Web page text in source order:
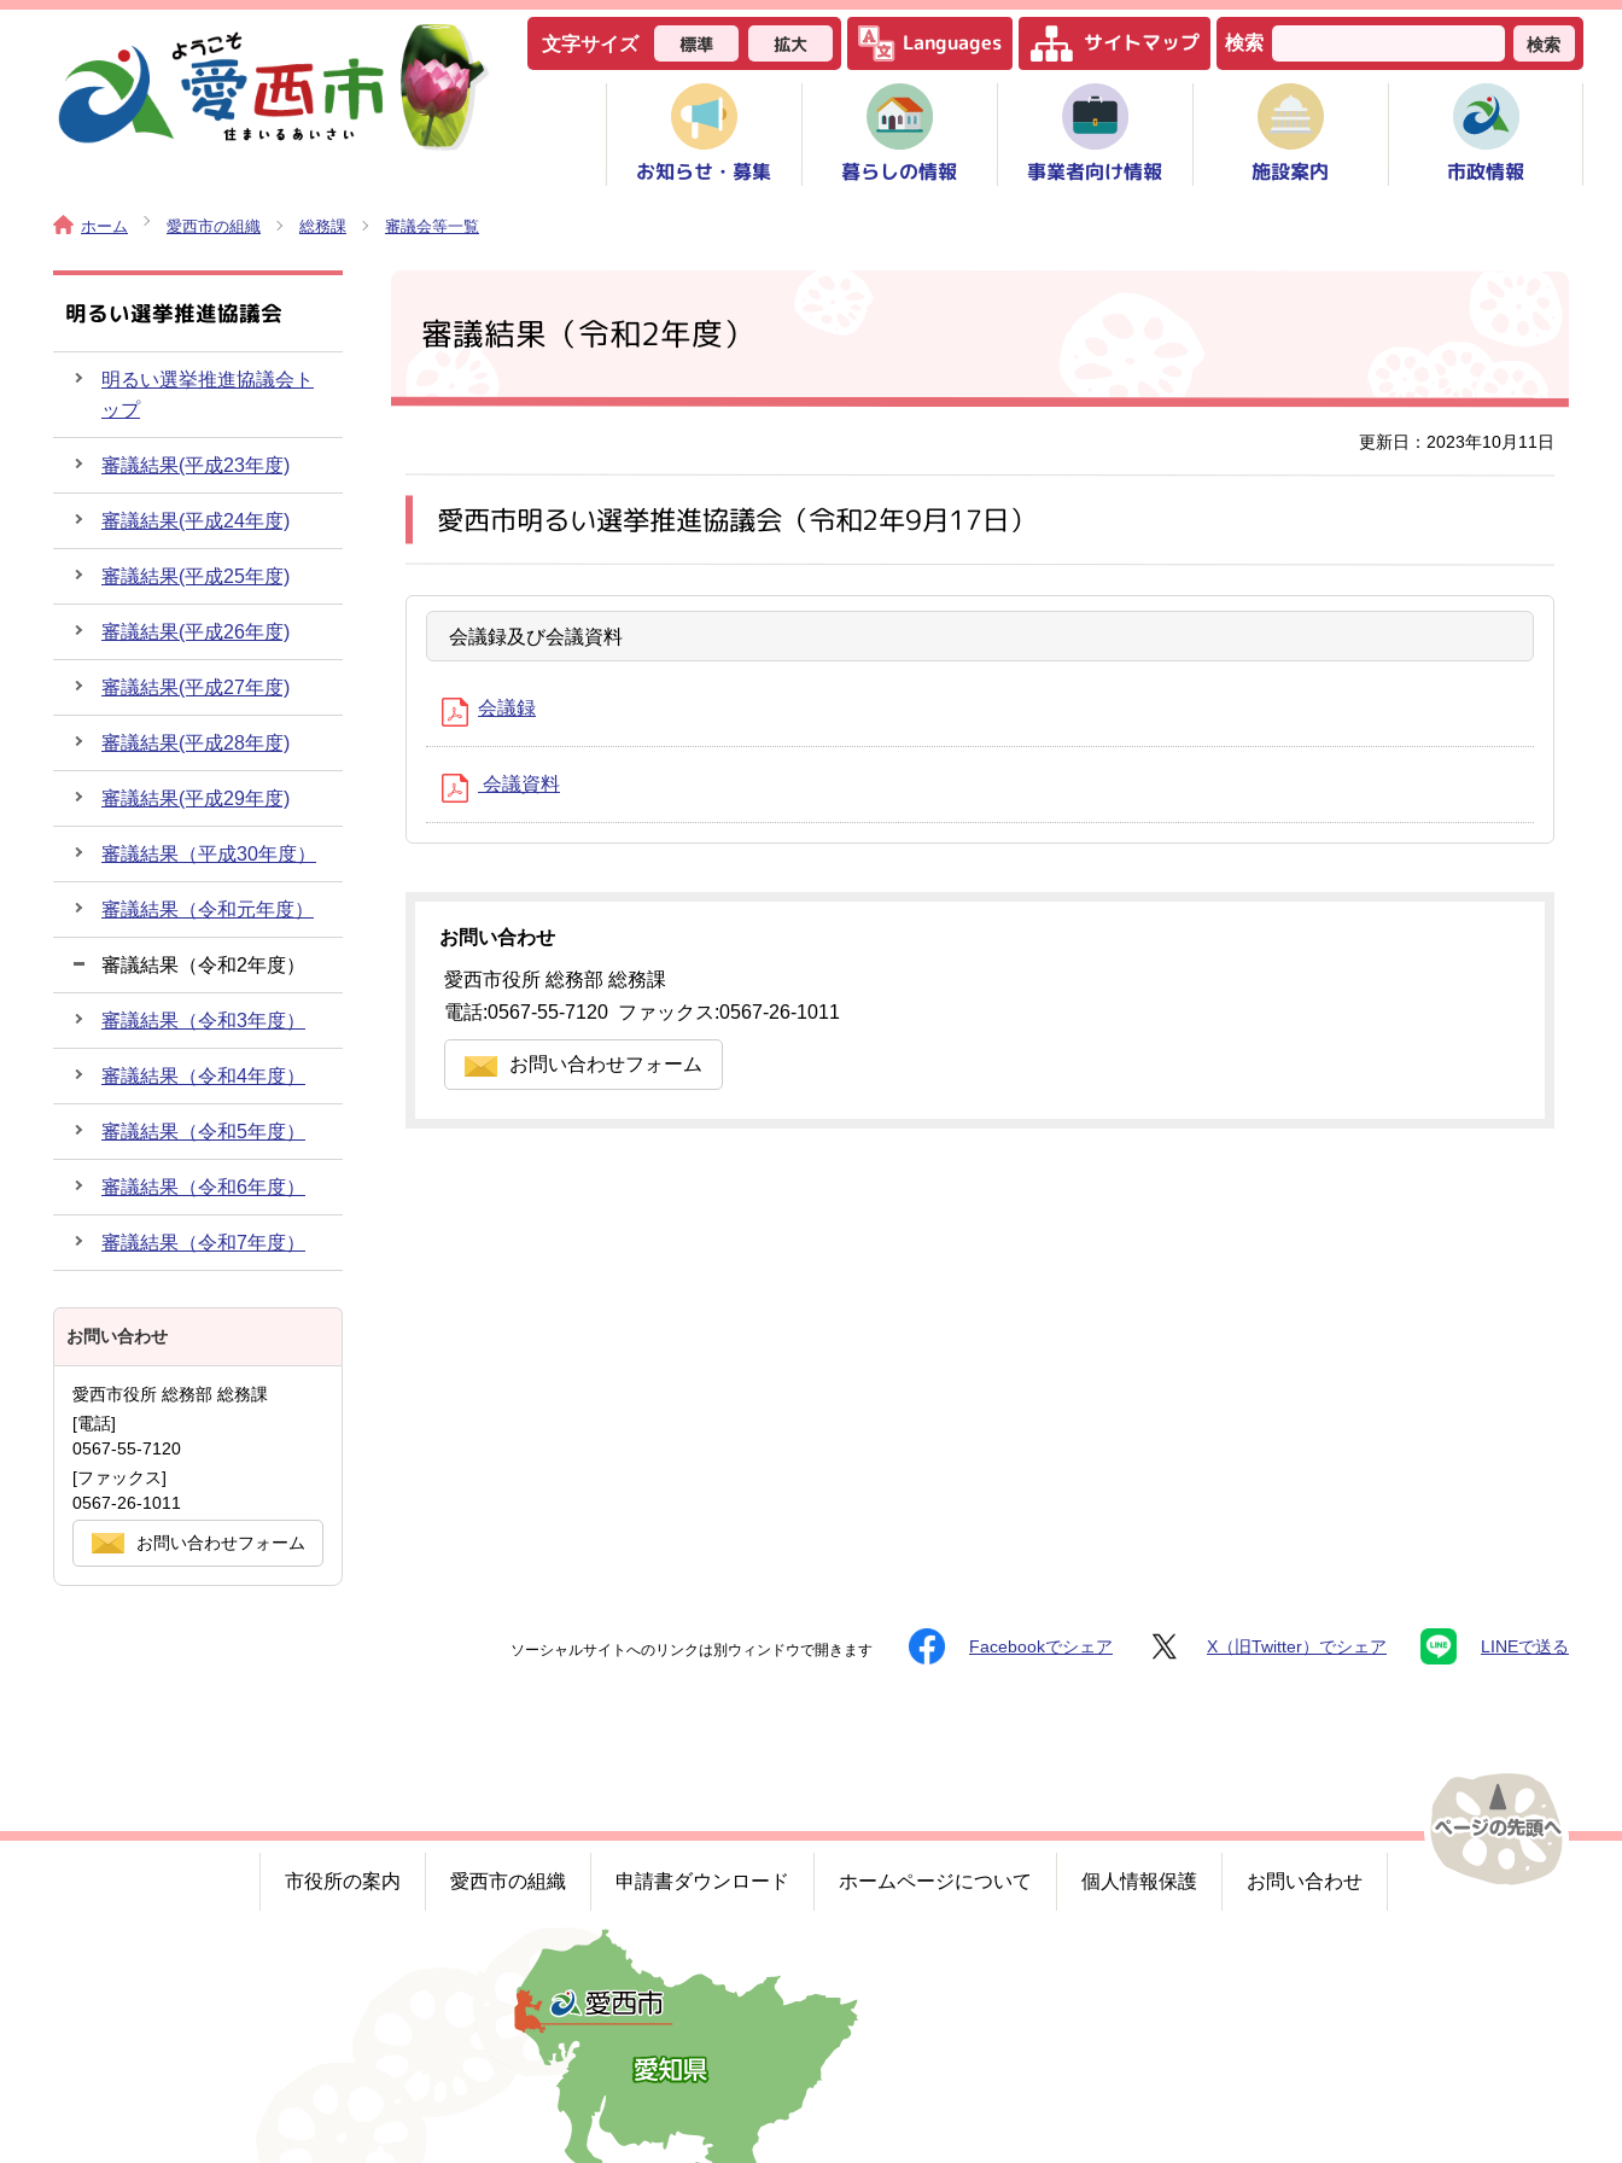
文字サイズ 標準 拡大 Languages サイトマップ 検索 検索
お知らせ・募集 暮らしの情報 事業者向け情報 施設案内 市政情報
ホーム 愛西市の組織 総務課 審議会等一覧
審議結果（令和2年度）
更新日：2023年10月11日
愛西市明るい選挙推進協議会（令和2年9月17日）
会議録及び会議資料
会議録
会議資料
お問い合わせ
愛西市役所 総務部 総務課
電話:0567-55-7120 ファックス:0567-26-1011
お問い合わせフォーム
明るい選挙推進協議会
明るい選挙推進協議会ト
ップ
審議結果(平成23年度)
審議結果(平成24年度)
審議結果(平成25年度)
審議結果(平成26年度)
審議結果(平成27年度)
審議結果(平成28年度)
審議結果(平成29年度)
審議結果（平成30年度）
審議結果（令和元年度）
審議結果（令和2年度）
審議結果（令和3年度）
審議結果（令和4年度）
審議結果（令和5年度）
審議結果（令和6年度）
審議結果（令和7年度）
お問い合わせ
愛西市役所 総務部 総務課
[電話]
0567-55-7120
[ファックス]
0567-26-1011
お問い合わせフォーム
ソーシャルサイトへのリンクは別ウィンドウで開きます Facebookでシェア X（旧Twitter）でシェア LINEで送る
市役所の案内 愛西市の組織 申請書ダウンロード ホームページについて 個人情報保護 お問い合わせ